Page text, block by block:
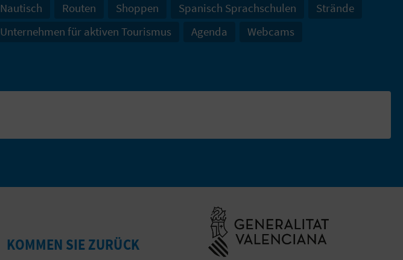
Nautisch Routen Shoppen Spanisch Sprachschulen
Strände
Unternehmen für aktiven Tourismus Agenda Webcams
KOMMEN SIE ZURÜCK